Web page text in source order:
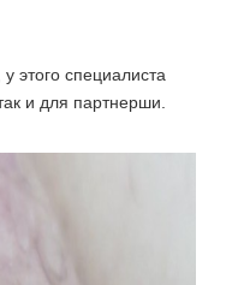
этого специалиста
и для партнерши.